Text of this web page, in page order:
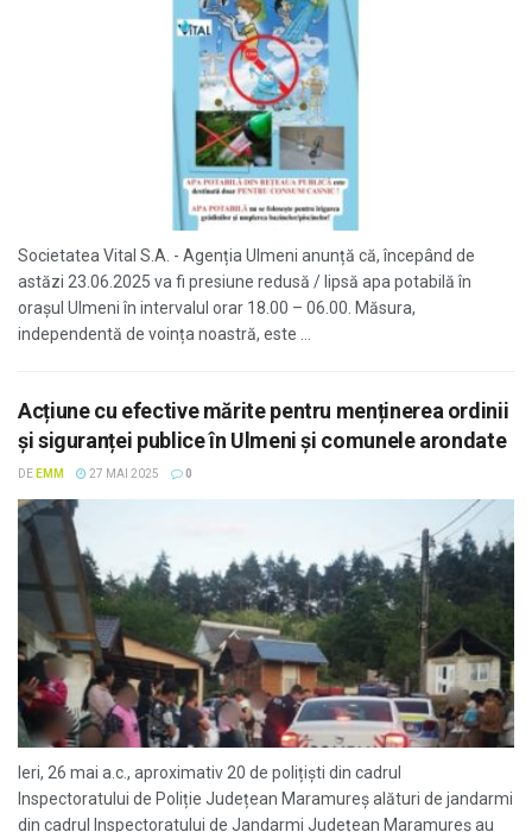
Societatea Vital S.A. - Agenția Ulmeni anunță că, începând de
astăzi 23.06.2025 va fi presiune redusă / lipsă apa potabilă în
orașul Ulmeni în intervalul orar 18.00 – 06.00. Măsura,
independentă de voința noastră, este ...
Acțiune cu efective mărite pentru menținerea ordinii
și siguranței publice în Ulmeni și comunele arondate
DE EMM 27 MAI 2025 0
Ieri, 26 mai a.c., aproximativ 20 de polițiști din cadrul
Inspectoratului de Poliție Județean Maramureș alături de jandarmi
din cadrul Inspectoratului de Jandarmi Județean Maramureș au